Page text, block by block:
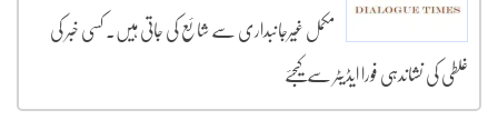
مکمل غیرجانبداری سے شائع کی جاتی ہیں۔ کسی خبر کی
غلطی کی نشاندہی فورا ایڈیٹر سے کیجئے